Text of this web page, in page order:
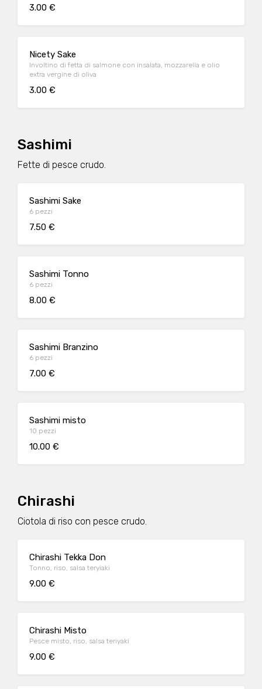
3.00 €
Nicety Sake
Involtino di fetta di salmone con insalata, mozzarella e olio
extra vergine di oliva
3.00 €
Sashimi
Fette di pesce crudo.
Sashimi Sake
6 pezzi
7.50 €
Sashimi Tonno
6 pezzi
8.00 €
Sashimi Branzino
6 pezzi
7.00 €
Sashimi misto
10 pezzi
10.00 €
Chirashi
Ciotola di riso con pesce crudo.
Chirashi Tekka Don
Tonno, riso, salsa teryiaki
9.00 €
Chirashi Misto
Pesce misto, riso, salsa teriyaki
9.00 €